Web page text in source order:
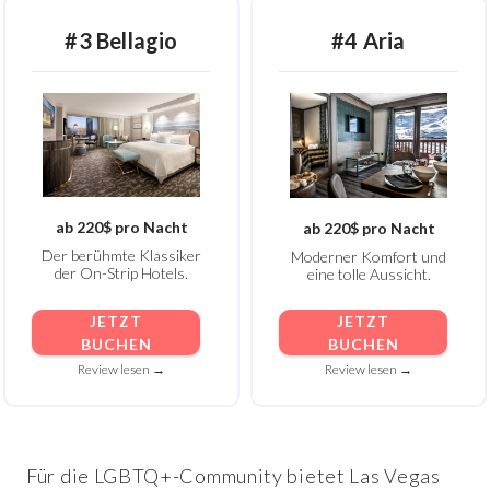
#3 Bellagio
ab 220$ pro Nacht
Der berühmte Klassiker
der On-Strip Hotels.
JETZT
BUCHEN
Review lesen →
#4 Aria
ab 220$ pro Nacht
Moderner Komfort und
eine tolle Aussicht.
JETZT
BUCHEN
Review lesen →
Für die LGBTQ+-Community bietet Las Vegas